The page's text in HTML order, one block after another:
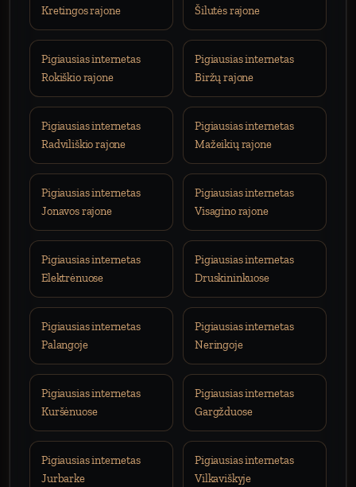
Kretingos rajone
Šilutės rajone
Pigiausias internetas
Rokiškio rajone
Pigiausias internetas
Biržų rajone
Pigiausias internetas
Radviliškio rajone
Pigiausias internetas
Mažeikių rajone
Pigiausias internetas
Jonavos rajone
Pigiausias internetas
Visagino rajone
Pigiausias internetas
Elektrėnuose
Pigiausias internetas
Druskininkuose
Pigiausias internetas
Palangoje
Pigiausias internetas
Neringoje
Pigiausias internetas
Kuršėnuose
Pigiausias internetas
Gargžduose
Pigiausias internetas
Jurbarke
Pigiausias internetas
Vilkaviškyje